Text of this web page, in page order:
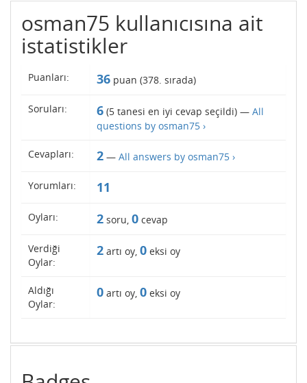
osman75 kullanıcısına ait
istatistikler
Puanları: 36 puan (378. sırada)
Soruları: 6 (5 tanesi en iyi cevap seçildi) — All
questions by osman75 ›
Cevapları: 2 — All answers by osman75 ›
Yorumları: 11
Oyları: 2 soru, 0 cevap
Verdiği
Oylar:
2 artı oy, 0 eksi oy
Aldığı
Oylar:
0 artı oy, 0 eksi oy